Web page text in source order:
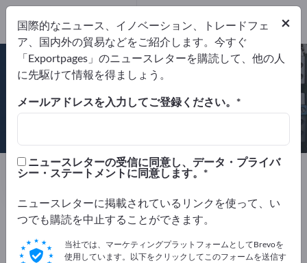
製造元 ポーランド
Website
リクエストを送信
電話 ×
国際的なニュース、イノベーション、トレードフェ
ア、国内外の貿易などをご紹介します。今すぐ
「Exportpages」のニュースレターを購読して、他の人
に先駆けて情報を得ましょう。
メールアドレスを入力してご登録ください。
ニュースレターの受信に同意し、データ・プライバ
シー・ステートメントに同意します。
ニュースレターに掲載されているリンクを使って、い
つでも購読を中止することができます。
当社では、マーケティングプラットフォームとしてBrevoを
使用しています。以下をクリックしてこのフォームを送信す